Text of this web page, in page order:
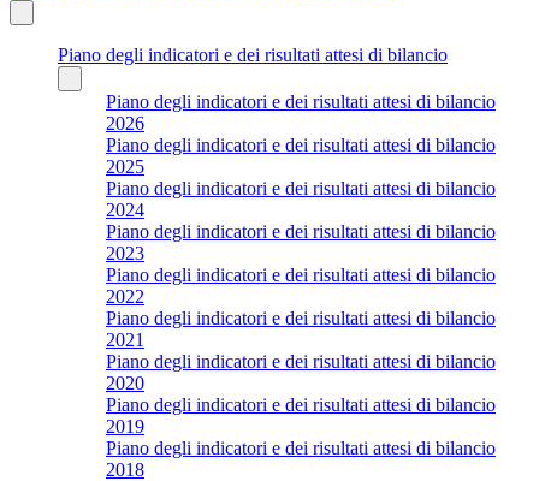
Piano degli indicatori e dei risultati attesi di bilancio
Piano degli indicatori e dei risultati attesi di bilancio
2026
Piano degli indicatori e dei risultati attesi di bilancio
2025
Piano degli indicatori e dei risultati attesi di bilancio
2024
Piano degli indicatori e dei risultati attesi di bilancio
2023
Piano degli indicatori e dei risultati attesi di bilancio
2022
Piano degli indicatori e dei risultati attesi di bilancio
2021
Piano degli indicatori e dei risultati attesi di bilancio
2020
Piano degli indicatori e dei risultati attesi di bilancio
2019
Piano degli indicatori e dei risultati attesi di bilancio
2018